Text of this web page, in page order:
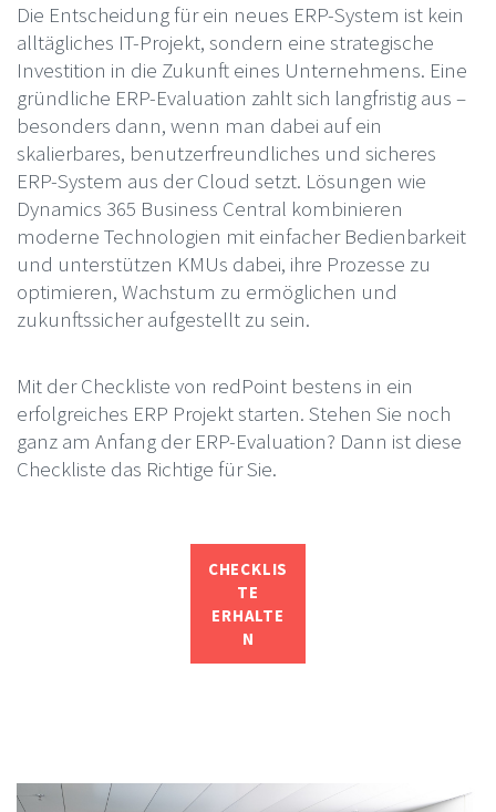
Die Entscheidung für ein neues ERP-System ist kein
alltägliches IT-Projekt, sondern eine strategische
Investition in die Zukunft eines Unternehmens. Eine
gründliche ERP-Evaluation zahlt sich langfristig aus –
besonders dann, wenn man dabei auf ein
skalierbares, benutzerfreundliches und sicheres
ERP-System aus der Cloud setzt. Lösungen wie
Dynamics 365 Business Central kombinieren
moderne Technologien mit einfacher Bedienbarkeit
und unterstützen KMUs dabei, ihre Prozesse zu
optimieren, Wachstum zu ermöglichen und
zukunftssicher aufgestellt zu sein.
Mit der Checkliste von redPoint bestens in ein
erfolgreiches ERP Projekt starten. Stehen Sie noch
ganz am Anfang der ERP-Evaluation? Dann ist diese
Checkliste das Richtige für Sie.
CHECKLIS
TE
ERHALTE
N